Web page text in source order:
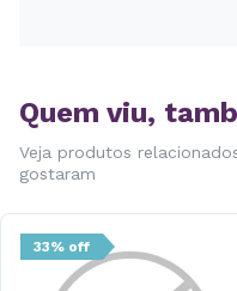
Quem viu,
Veja produtos
gostaram
33% off